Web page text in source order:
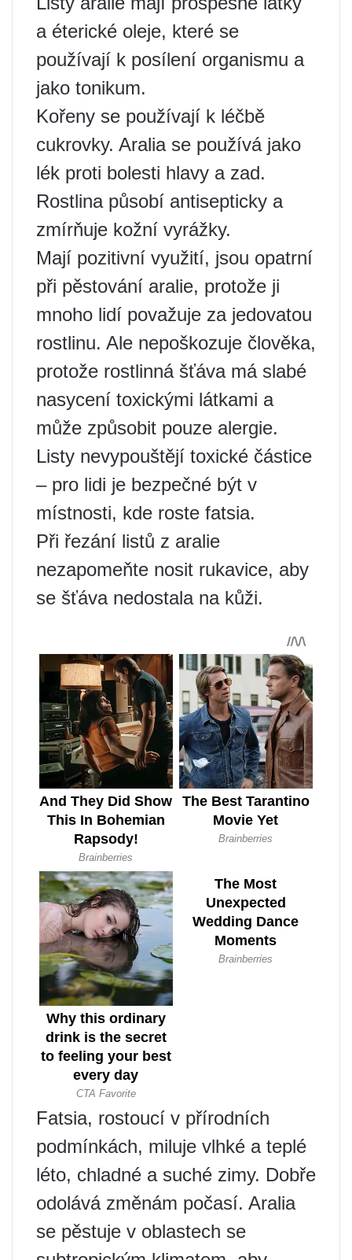
a éterické oleje, které se
používají k posílení organismu a
jako tonikum.
Kořeny se používají k léčbě
cukrovky. Aralia se používá jako
lék proti bolesti hlavy a zad.
Rostlina působí antisepticky a
zmírňuje kožní vyrážky.
Mají pozitivní využití, jsou opatrní
při pěstování aralie, protože ji
mnoho lidí považuje za jedovatou
rostlinu. Ale nepoškozuje člověka,
protože rostlinná šťáva má slabé
nasycení toxickými látkami a
může způsobit pouze alergie.
Listy nevypouštějí toxické částice
– pro lidi je bezpečné být v
místnosti, kde roste fatsia.
Při řezání listů z aralie
nezapomeňte nosit rukavice, aby
se šťáva nedostala na kůži.
Fatsia, rostoucí v přírodních
podmínkách, miluje vlhké a teplé
léto, chladné a suché zimy. Dobře
odolává změnám počasí. Aralia
se pěstuje v oblastech se